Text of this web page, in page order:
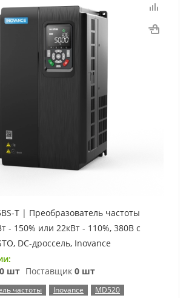
T | Преобразователь частоты
- 150% или 22кВт - 110%, 380В с
DC-дроссель, Inovance
шт Поставщик 0 шт
частоты Inovance
MD520